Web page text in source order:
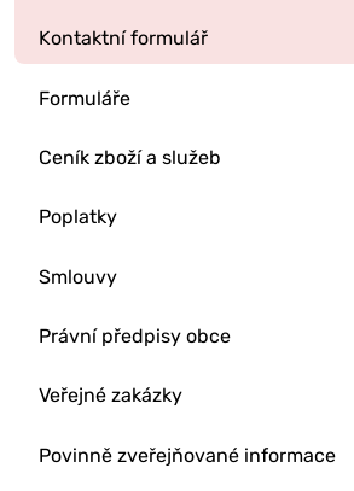
Kontaktní formulář
Formuláře
Ceník zboží a služeb
Poplatky
Smlouvy
Právní předpisy obce
Veřejné zakázky
Povinně zveřejňované informace